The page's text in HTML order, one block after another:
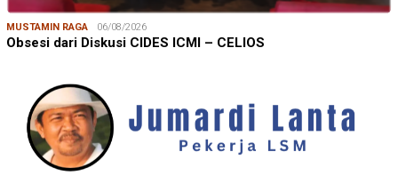
MUSTAMIN RAGA 06/08/2026
Obsesi dari Diskusi CIDES ICMI – CELIOS
JUMARDI LANTA